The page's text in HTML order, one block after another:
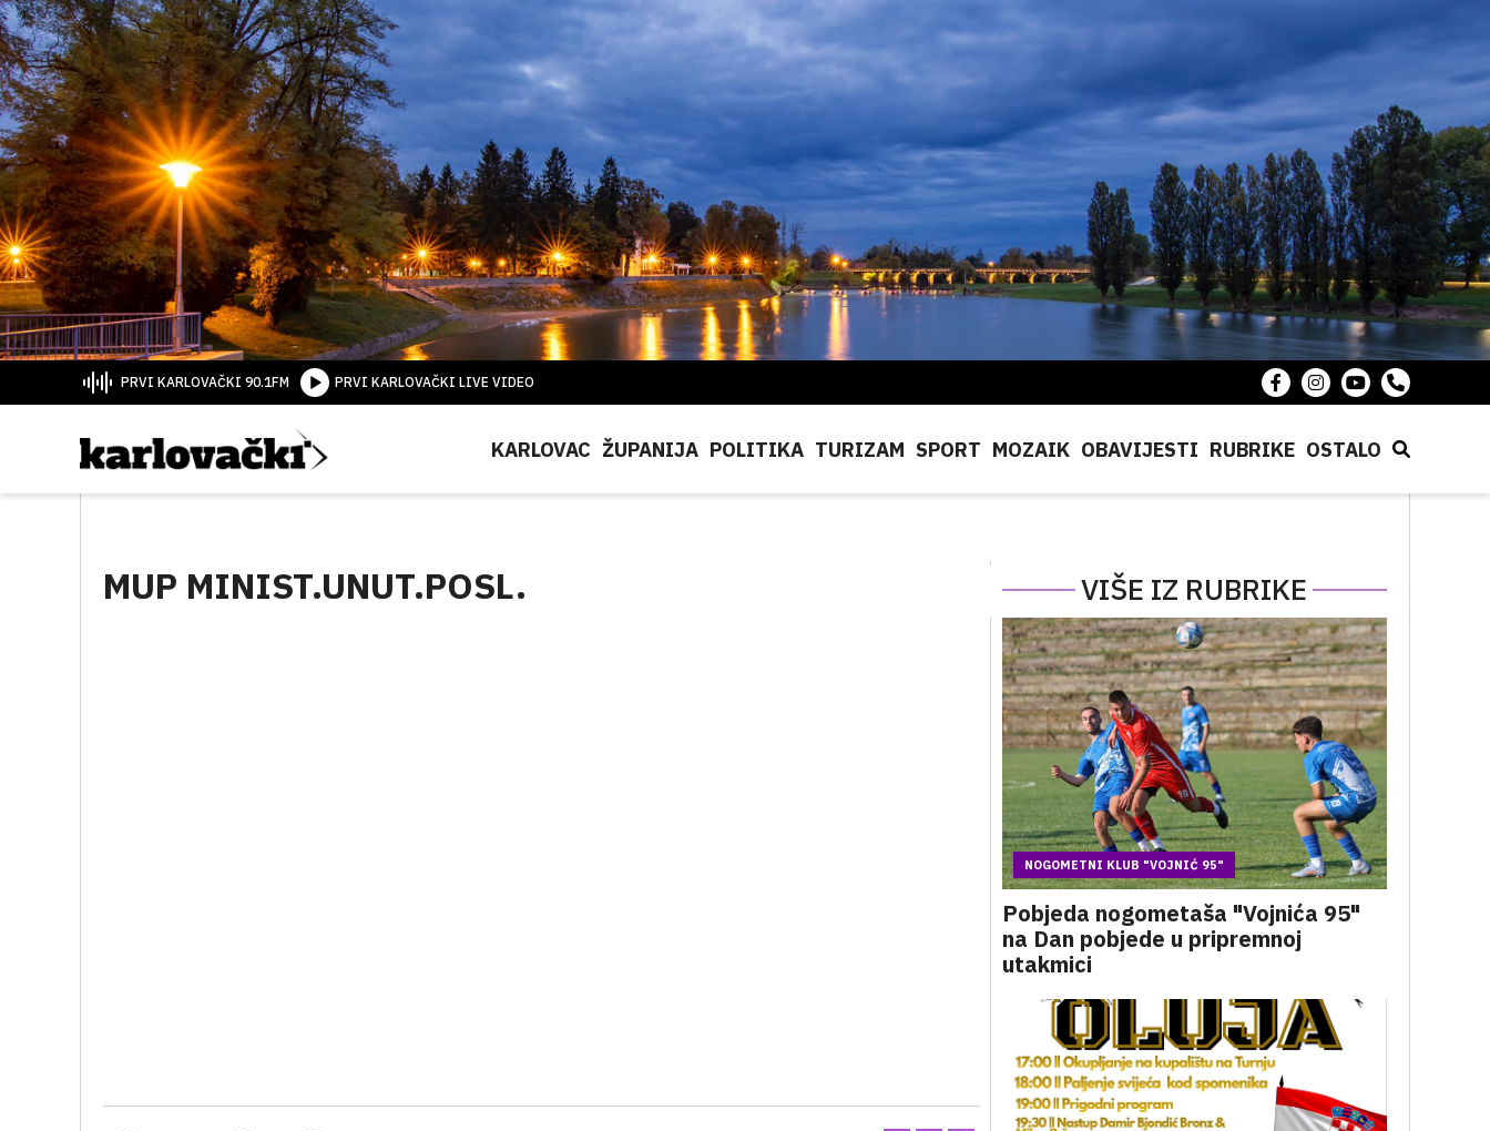
PRVI KARLOVAČKI 90.1FM PRVI KARLOVAČKI LIVE VIDEO
KARLOVAC ŽUPANIJA POLITIKA TURIZAM SPORT MOZAIK OBAVIJESTI RUBRIKE OSTALO
MUP MINIST.UNUT.POSL. VIŠE IZ RUBRIKE
NOGOMETNI KLUB "VOJNIĆ 95"
Pobjeda nogometaša "Vojnića 95"
na Dan pobjede u pripremnoj
utakmici